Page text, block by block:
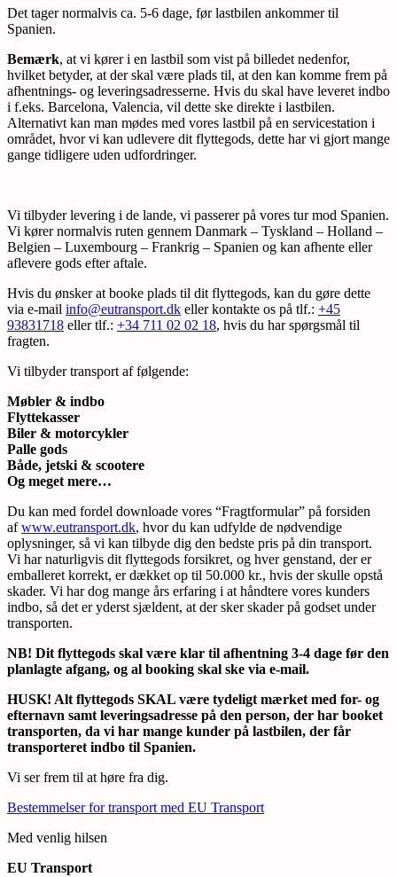
Det tager normalvis ca. 5-6 dage, før lastbilen ankommer til
Spanien.
Bemærk, at vi kører i en lastbil som vist på billedet nedenfor,
hvilket betyder, at der skal være plads til, at den kan komme frem på
afhentnings- og leveringsadresserne. Hvis du skal have leveret indbo
i f.eks. Barcelona, Valencia, vil dette ske direkte i lastbilen.
Alternativt kan man mødes med vores lastbil på en servicestation i
området, hvor vi kan udlevere dit flyttegods, dette har vi gjort mange
gange tidligere uden udfordringer.
Vi tilbyder levering i de lande, vi passerer på vores tur mod Spanien.
Vi kører normalvis ruten gennem Danmark – Tyskland – Holland –
Belgien – Luxembourg – Frankrig – Spanien og kan afhente eller
aflevere gods efter aftale.
Hvis du ønsker at booke plads til dit flyttegods, kan du gøre dette
via e-mail info@eutransport.dk eller kontakte os på tlf.: +45
93831718 eller tlf.: +34 711 02 02 18, hvis du har spørgsmål til
fragten.
Vi tilbyder transport af følgende:
Møbler & indbo
Flyttekasser
Biler & motorcykler
Palle gods
Både, jetski & scootere
Og meget mere…
Du kan med fordel downloade vores “Fragtformular” på forsiden
afwww.eutransport.dk, hvor du kan udfylde de nødvendige
oplysninger, så vi kan tilbyde dig den bedste pris på din transport.
Vi har naturligvis dit flyttegods forsikret, og hver genstand, der er
emballeret korrekt, er dækket op til 50.000 kr., hvis der skulle opstå
skader. Vi har dog mange års erfaring i at håndtere vores kunders
indbo, så det er yderst sjældent, at der sker skader på godset under
transporten.
NB! Dit flyttegods skal være klar til afhentning 3-4 dage før den
planlagte afgang, og al booking skal ske via e-mail.
HUSK! Alt flyttegods SKAL være tydeligt mærket med for- og
efternavn samt leveringsadresse på den person, der har booket
transporten, da vi har mange kunder på lastbilen, der får
transporteret indbo til Spanien.
Vi ser frem til at høre fra dig.
Bestemmelser for transport med EU Transport
Med venlig hilsen
EU Transport